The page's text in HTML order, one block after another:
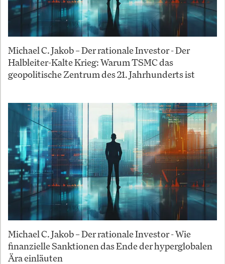
Michael C. Jakob – Der rationale Investor - Der
Halbleiter-Kalte Krieg: Warum TSMC das
geopolitische Zentrum des 21. Jahrhunderts ist
Michael C. Jakob – Der rationale Investor - Wie
finanzielle Sanktionen das Ende der hyperglobalen
Ära einläuten